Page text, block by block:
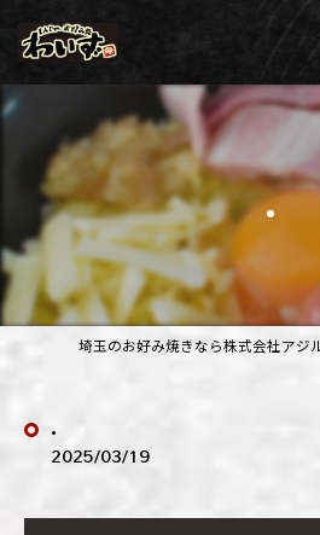
.
埼玉のお好み焼きなら株式会社アジ
.
2025/03/19